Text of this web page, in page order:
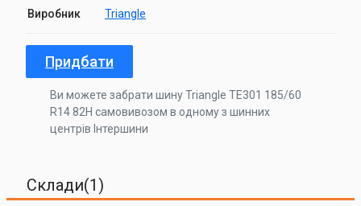
Виробник Triangle
Придбати
Ви можете забрати шину Triangle TE301 185/60
R14 82H самовивозом в одному з шинних
центрів Інтершини
Склади(1)